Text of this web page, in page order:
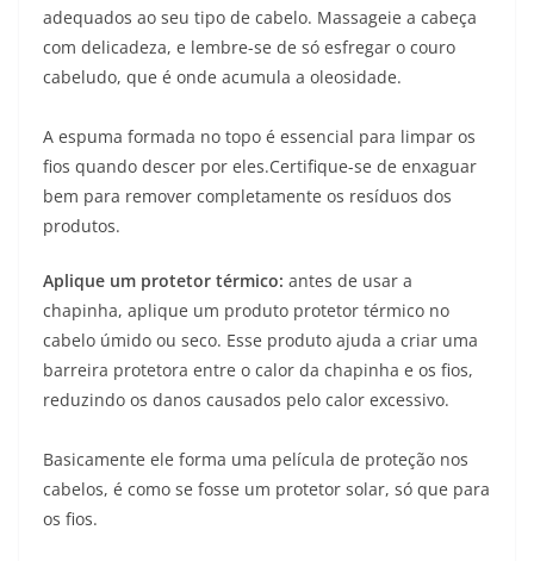
adequados ao seu tipo de cabelo. Massageie a cabeça
com delicadeza, e lembre-se de só esfregar o couro
cabeludo, que é onde acumula a oleosidade.
A espuma formada no topo é essencial para limpar os
fios quando descer por eles.Certifique-se de enxaguar
bem para remover completamente os resíduos dos
produtos.
Aplique um protetor térmico: antes de usar a
chapinha, aplique um produto protetor térmico no
cabelo úmido ou seco. Esse produto ajuda a criar uma
barreira protetora entre o calor da chapinha e os fios,
reduzindo os danos causados pelo calor excessivo.
Basicamente ele forma uma película de proteção nos
cabelos, é como se fosse um protetor solar, só que para
os fios.